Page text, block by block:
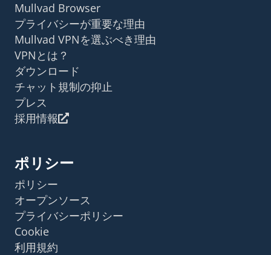
Mullvad Browser
プライバシーが重要な理由
Mullvad VPNを選ぶべき理由
VPNとは？
ダウンロード
チャット規制の抑止
プレス
採用情報
ポリシー
ポリシー
オープンソース
プライバシーポリシー
Cookie
利用規約